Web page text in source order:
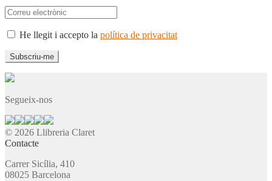
He llegit i accepto la política de privacitat
Segueix-nos
© 2026 Llibreria Claret
Contacte
Carrer Sicília, 410
08025 Barcelona